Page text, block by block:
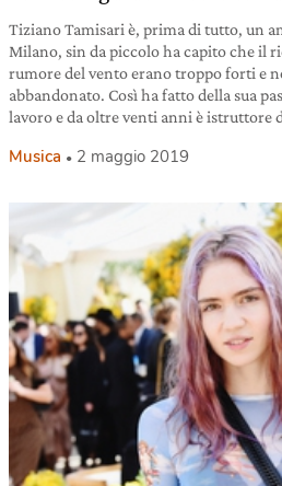
Tiziano Tamisari è, prima di tutto, un
Milano, sin da piccolo ha capito che il
rumore del vento erano troppo forti e
abbandonato. Così ha fatto della sua
lavoro e da oltre venti anni è istruttore
Musica 2 maggio 2019